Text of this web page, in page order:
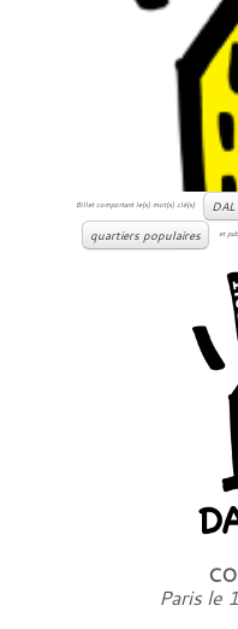
Billet comportant le(s) mot(s) clé(s)
quartiers populaires
et
Paris le